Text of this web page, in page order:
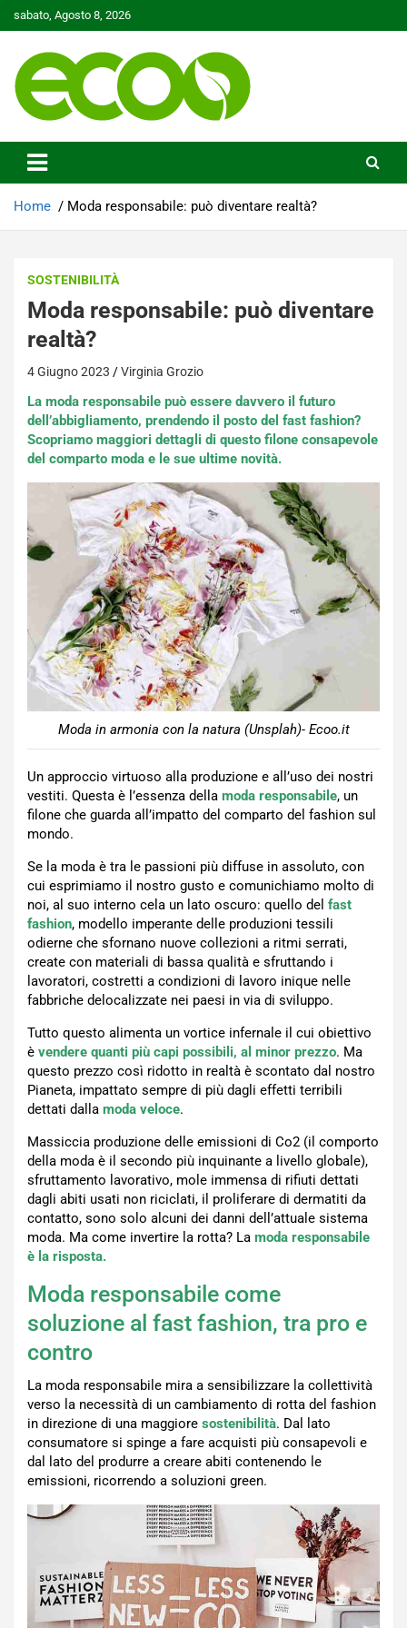
to
sabato, Agosto 8, 2026
Ecoo.it
Home Moda responsabile: può diventare realtà?
SOSTENIBILITÀ
Moda responsabile: può diventare
realtà?
4 Giugno 2023 Virginia Grozio
La moda responsabile può essere davvero il futuro
dell’abbigliamento, prendendo il posto del fast fashion?
Scopriamo maggiori dettagli di questo filone consapevole
del comparto moda e le sue ultime novità.
Moda in armonia con la natura (Unsplah)- Ecoo.it
Un approccio virtuoso alla produzione e all’uso dei nostri
vestiti. Questa è l’essenza della moda responsabile, un
filone che guarda all’impatto del comparto del fashion sul
mondo.
Se la moda è tra le passioni più diffuse in assoluto, con
cui esprimiamo il nostro gusto e comunichiamo molto di
noi, al suo interno cela un lato oscuro: quello del fast
fashion, modello imperante delle produzioni tessili
odierne che sfornano nuove collezioni a ritmi serrati,
create con materiali di bassa qualità e sfruttando i
lavoratori, costretti a condizioni di lavoro inique nelle
fabbriche delocalizzate nei paesi in via di sviluppo.
Tutto questo alimenta un vortice infernale il cui obiettivo
è vendere quanti più capi possibili, al minor prezzo. Ma
questo prezzo così ridotto in realtà è scontato dal nostro
Pianeta, impattato sempre di più dagli effetti terribili
dettati dalla moda veloce.
Massiccia produzione delle emissioni di Co2 (il comporto
della moda è il secondo più inquinante a livello globale),
sfruttamento lavorativo, mole immensa di rifiuti dettati
dagli abiti usati non riciclati, il proliferare di dermatiti da
contatto, sono solo alcuni dei danni dell’attuale sistema
moda. Ma come invertire la rotta? La moda responsabile
è la risposta.
Moda responsabile come
soluzione al fast fashion, tra pro e
contro
La moda responsabile mira a sensibilizzare la collettività
verso la necessità di un cambiamento di rotta del fashion
in direzione di una maggiore sostenibilità. Dal lato
consumatore si spinge a fare acquisti più consapevoli e
dal lato del produrre a creare abiti contenendo le
emissioni, ricorrendo a soluzioni green.